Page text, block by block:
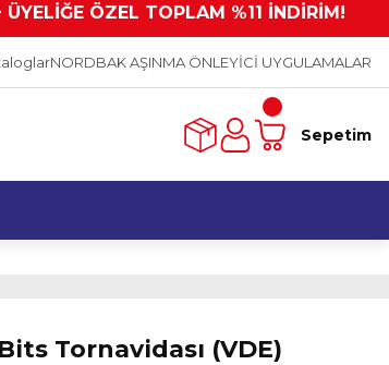
ÖZEL TOPLAM %11 İNDİRİM!
NORDBAK AŞINMA ÖNLEYİCİ UYGULAMALAR
Sepetim
Tornavidası (VDE)